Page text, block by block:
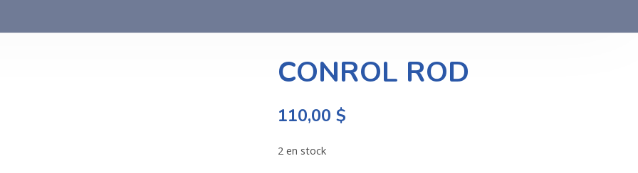
CONROL ROD
110,00$
2 en stock